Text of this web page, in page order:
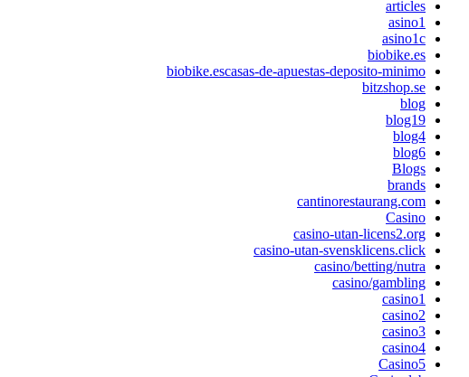
articles
asino1
asino1c
biobike.es
biobike.escasas-de-apuestas-deposito-minimo
bitzshop.se
blog
blog19
blog4
blog6
Blogs
brands
cantinorestaurang.com
Casino
casino-utan-licens2.org
casino-utan-svensklicens.click
casino/betting/nutra
casino/gambling
casino1
casino2
casino3
casino4
Casino5